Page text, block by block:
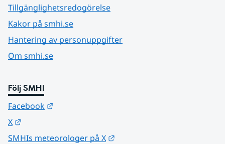
Tillgänglighetsredogörelse
Kakor på smhi.se
Hantering av personuppgifter
Om smhi.se
Följ SMHI
Facebook
X
SMHIs meteorologer på X